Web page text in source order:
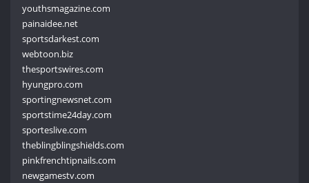
youthsmagazine.com
painaidee.net
sportsdarkest.com
webtoon.biz
thesportswires.com
hyungpro.com
sportingnewsnet.com
sportstime24day.com
sporteslive.com
theblingblingshields.com
pinkfrenchtipnails.com
newgamestv.com